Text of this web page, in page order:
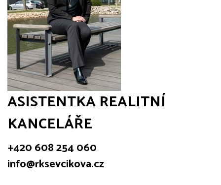
ASISTENTKA REALITNÍ
KANCELÁŘE
+420 608 254 060
info@rksevcikova.cz